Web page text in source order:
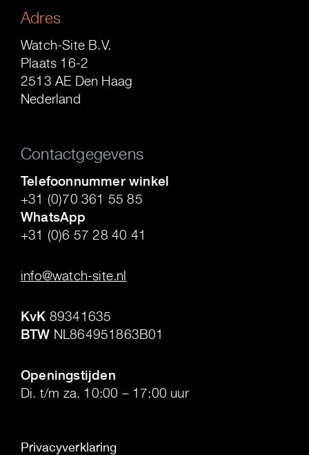
Adres
Watch-Site B.V.
Plaats 16-2
2513 AE Den Haag
Nederland
Contactgegevens
Telefoonnummer winkel
+31 (0)70 361 55 85
WhatsApp
+31 (0)6 57 28 40 41
info@watch-site.nl
KvK 89341635
BTW NL864951863B01
Openingstijden
Di. t/m za. 10:00 – 17:00 uur
Privacyverklaring